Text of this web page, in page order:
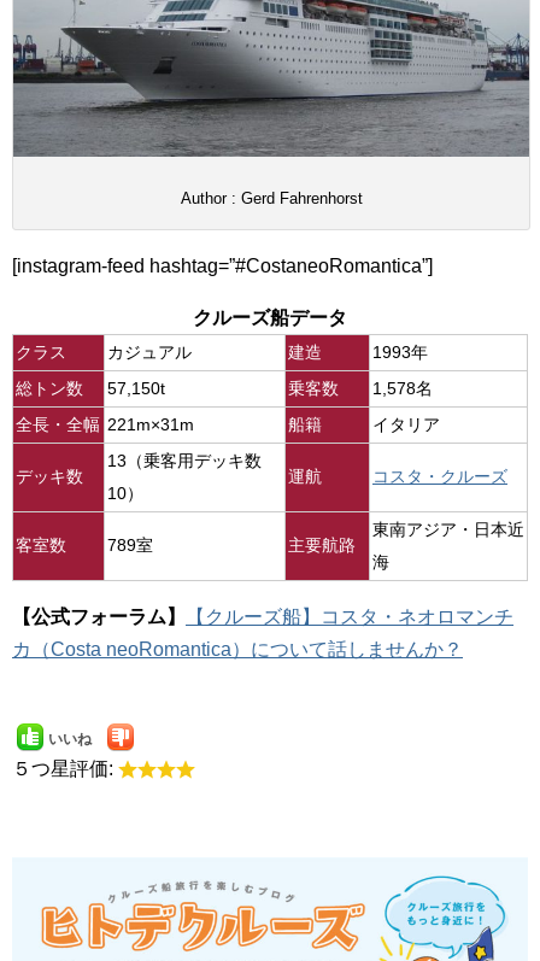
Author : Gerd Fahrenhorst
[instagram-feed hashtag=”#CostaneoRomantica”]
クルーズ船データ
クラス カジュアル 建造
1993年
総トン数
57,150t 乗客数
1,578名
全長・全幅 221m×31m 船籍 イタリア
デッキ数
13（乗客用デッキ数
10）
運航 コスタ・クルーズ
客室数 789室 主要航路
東南アジア・日本近
海
【公式フォーラム】
【クルーズ船】コスタ・ネオロマンチ
カ（Costa neoRomantica）について話しませんか？
いいね
５つ星評価: